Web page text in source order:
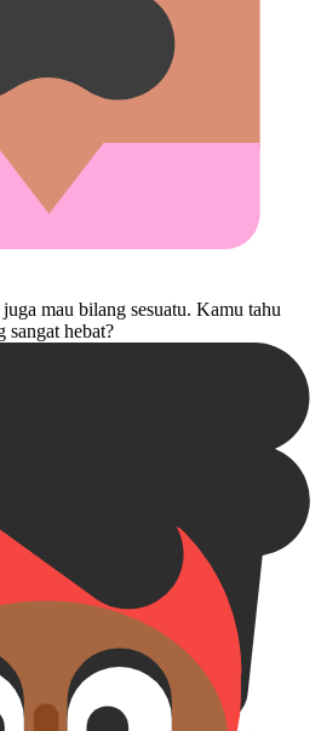
mau bilang sesuatu. Kamu tahu
sangat hebat?